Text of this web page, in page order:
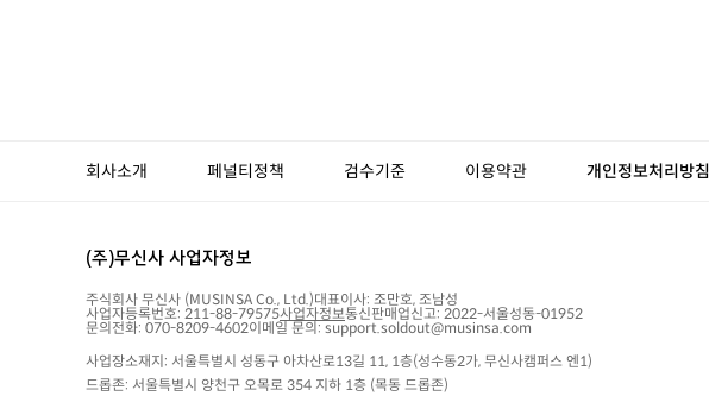
회사소개 페널티정책 검수기준 이용약관 개인정보처리방침
(주)무신사 사업자정보
주식회사 무신사 (MUSINSA Co., Ltd.)대표이사: 조만호, 조남성
사업자등록번호: 211-88-79575사업자정보통신판매업신고: 2022-서울성동-01952
문의전화: 070-8209-4602이메일 문의: support.soldout@musinsa.com
사업장소재지: 서울특별시 성동구 아차산로13길 11, 1층(성수동2가, 무신사캠퍼스 엔1)
드롭존: 서울특별시 양천구 오목로 354 지하 1층 (목동 드롭존)